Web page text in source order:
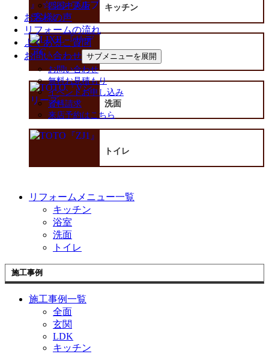
四国中央店
お客様の声
リフォームの流れ
よくあるご質問
お問い合わせ サブメニューを展開
お問い合わせ
無料お見積もり
イベントお申し込み
資料請求
来店予約はこちら
キッチン
浴室
洗面
トイレ
リフォームメニュー一覧
キッチン
浴室
洗面
トイレ
施工事例
施工事例一覧
全面
玄関
LDK
キッチン